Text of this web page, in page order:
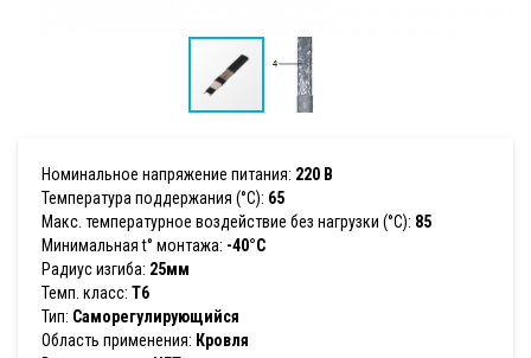
Номинальное напряжение питания: 220 В
Температура поддержания (°С): 65
Макс. температурное воздействие без нагрузки (°С): 85
Минимальная t° монтажа: -40°С
Радиус изгиба: 25мм
Темп. класс: T6
Тип: Саморегулирующийся
Область применения: Кровля